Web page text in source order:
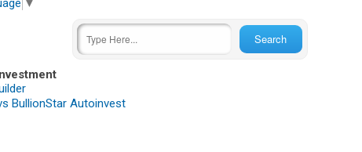
BullionStar Autoinvest